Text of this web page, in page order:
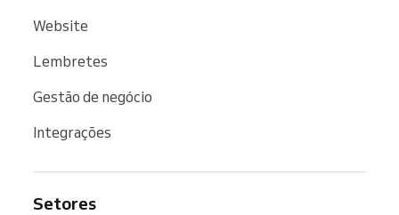
Website
Lembretes
Gestão de negócio
Integrações
Setores